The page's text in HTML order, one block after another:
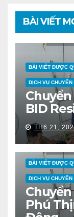
BÀI VIẾT
BÀI VIẾT ĐƯỢC
DỊCH VỤ CHUYỂN
BID
TH6 21,
BÀI VIẾT ĐƯỢC
DỊCH VỤ CHUYỂN
Phú